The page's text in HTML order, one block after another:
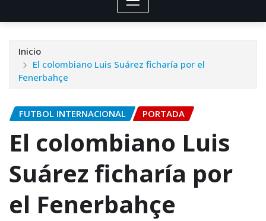
Inicio
El colombiano Luis Suárez ficharía por el
Fenerbahçe
FUTBOL INTERNACIONAL PORTADA
El colombiano Luis
Suárez ficharía por
el Fenerbahçe